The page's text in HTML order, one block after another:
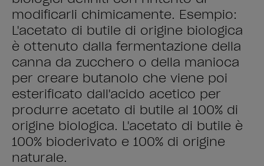
modificarli chimicamente. Esempio:
L'acetato di butile di origine biologica
è ottenuto dalla fermentazione della
canna da zucchero o della manioca
per creare butanolo che viene poi
esterificato dall'acido acetico per
produrre acetato di butile al 100% di
origine biologica. L'acetato di butile è
100% bioderivato e 100% di origine
naturale.